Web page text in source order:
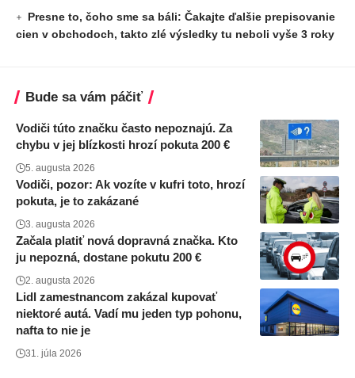
Presne to, čoho sme sa báli: Čakajte ďalšie prepisovanie
cien v obchodoch, takto zlé výsledky tu neboli vyše 3 roky
Bude sa vám páčiť
Vodiči túto značku často nepoznajú. Za
chybu v jej blízkosti hrozí pokuta 200 €
5. augusta 2026
Vodiči, pozor: Ak vozíte v kufri toto, hrozí
pokuta, je to zakázané
3. augusta 2026
Začala platiť nová dopravná značka. Kto
ju nepozná, dostane pokutu 200 €
2. augusta 2026
Lidl zamestnancom zakázal kupovať
niektoré autá. Vadí mu jeden typ pohonu,
nafta to nie je
31. júla 2026